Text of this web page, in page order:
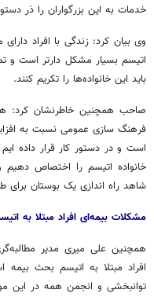
خدمات به این بزرگواران را ذر
وی بیان کرد: زندگی با افراد
اتیسم بسیار مشکل دارتراست و
باید این خانواده‌ها را تکریم کنند.
صاحب همچنین خاطرنشان کرد:
فرهنگ سازی عمومی نسبت به
است و در دستور کار قرار داده ایم
خانواده اتیسم
شاهد راه اندازی یک بوستان برای
مشکلات بیمه‌ای افراد مبتلا به
همچنین علی میری مدیر
افراد مبتلا به اتیسم بحث بیمه
توانبخشی و انجمن همه در این